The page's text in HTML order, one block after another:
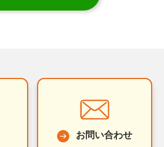
お問い合わせ